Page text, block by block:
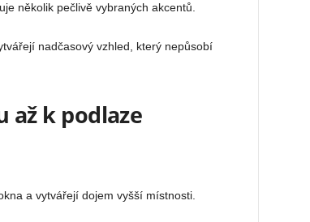
několik pečlivě vybraných akcentů.
nadčasový vzhled, který nepůsobí
až k podlaze
a vytvářejí dojem vyšší místnosti.